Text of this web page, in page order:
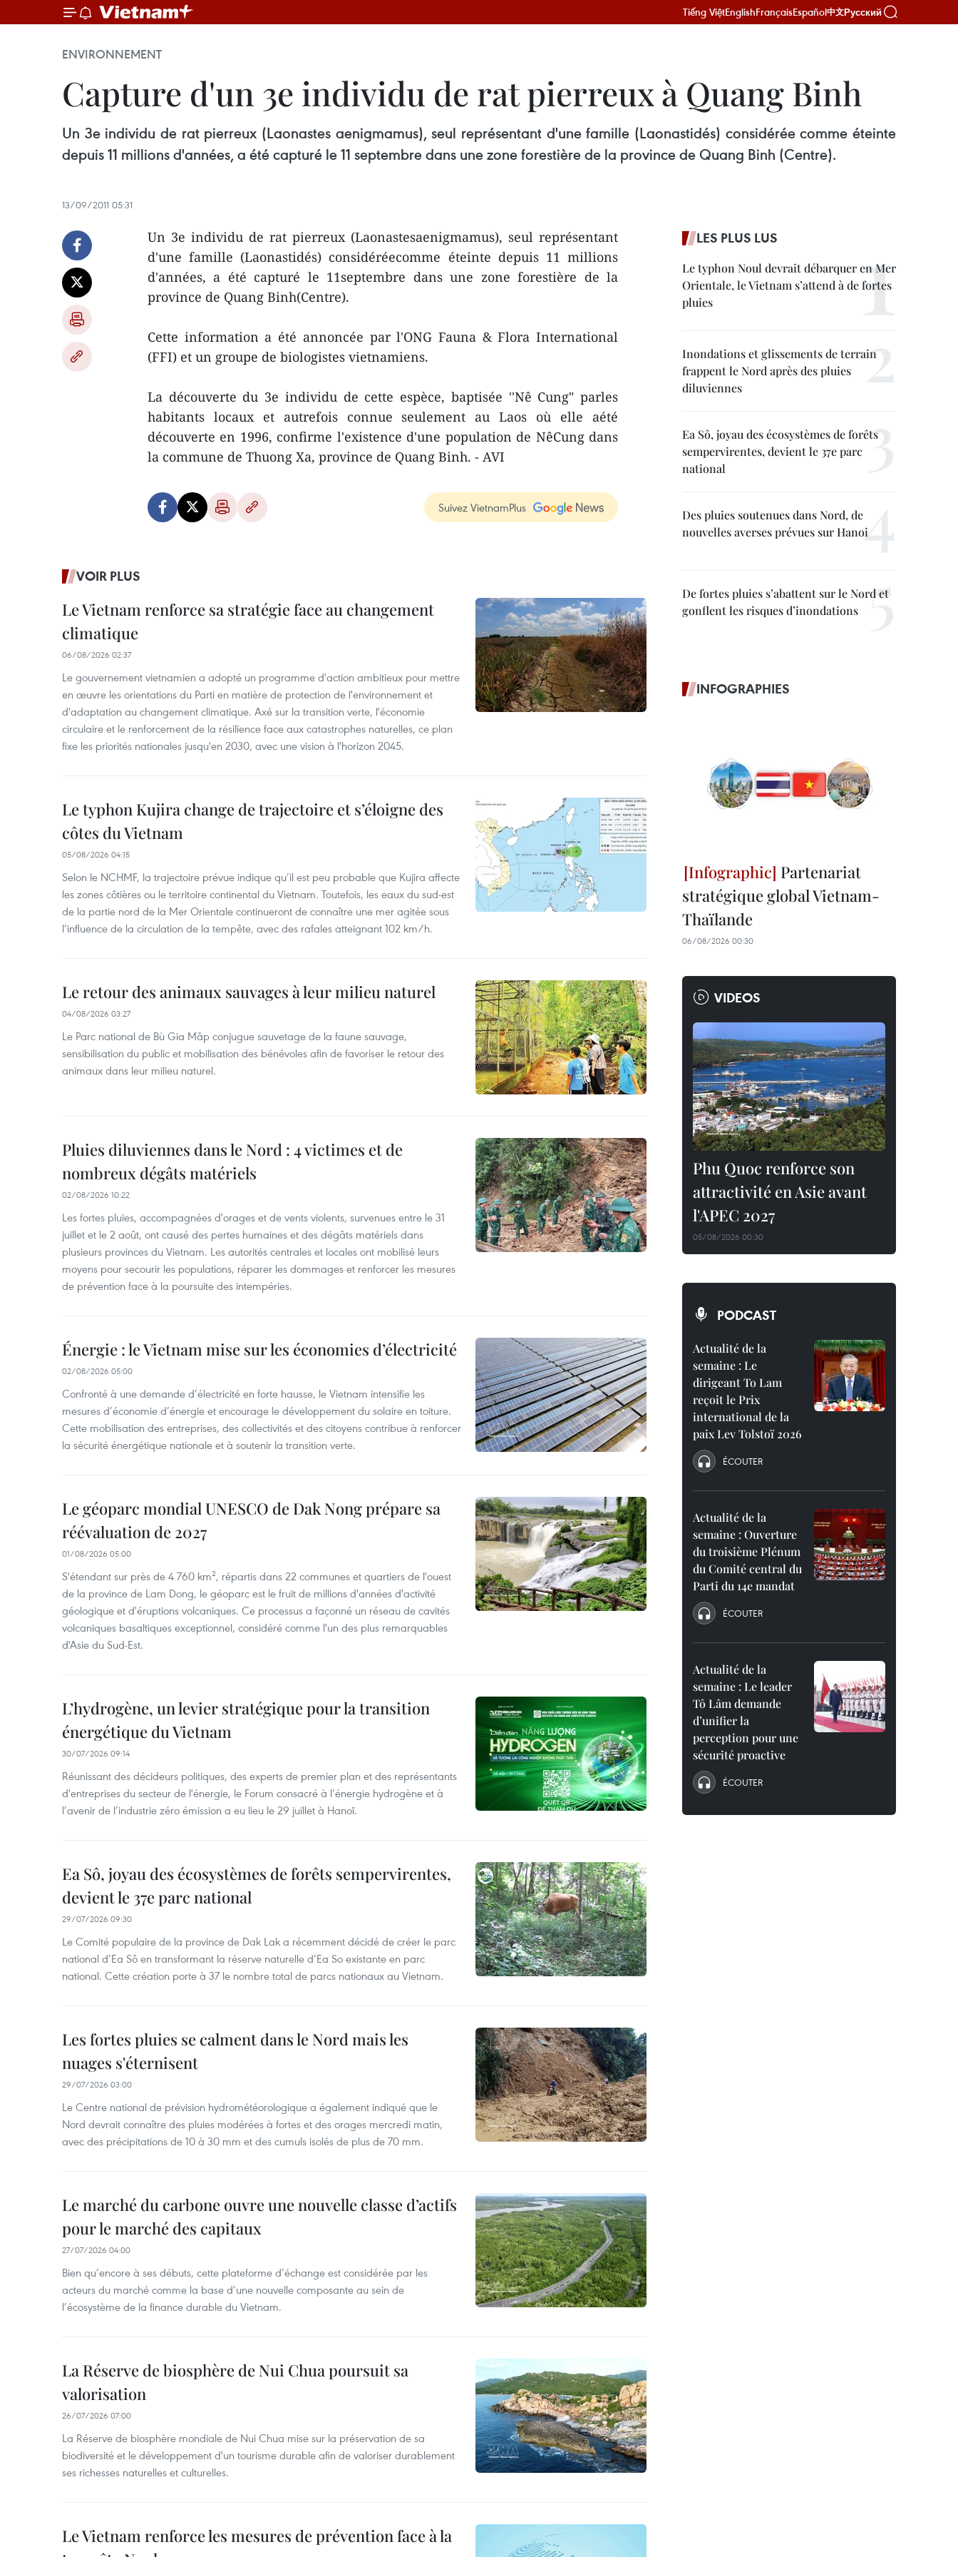
Tiếng ViệtEnglishFrançaisEspañol中文Русский
ENVIRONNEMENT
Capture d'un 3e individu de rat pierreux à Quang Binh
Un 3e individu de rat pierreux (Laonastes aenigmamus), seul représentant d'une famille (Laonastidés) considérée comme éteinte
depuis 11 millions d'années, a été capturé le 11 septembre dans une zone forestière de la province de Quang Binh (Centre).
13/09/2011 05:31
Un 3e individu de rat pierreux (Laonastesaenigmamus), seul représentant
d'une famille (Laonastidés) considéréecomme éteinte depuis 11 millions
d'années, a été capturé le 11septembre dans une zone forestière de la
province de Quang Binh(Centre).
Cette information a été annoncée par l'ONG Fauna & Flora International
(FFI) et un groupe de biologistes vietnamiens.
La découverte du 3e individu de cette espèce, baptisée ''Nê Cung" parles
habitants locaux et autrefois connue seulement au Laos où elle aété
découverte en 1996, confirme l'existence d'une population de NêCung dans
la commune de Thuong Xa, province de Quang Binh. - AVI
Suivez VietnamPlus
VOIR PLUS
Le Vietnam renforce sa stratégie face au changement
climatique
06/08/2026 02:37
Le gouvernement vietnamien a adopté un programme d'action ambitieux pour mettre
en œuvre les orientations du Parti en matière de protection de l'environnement et
d'adaptation au changement climatique. Axé sur la transition verte, l'économie
circulaire et le renforcement de la résilience face aux catastrophes naturelles, ce plan
fixe les priorités nationales jusqu'en 2030, avec une vision à l'horizon 2045.
Le typhon Kujira change de trajectoire et s’éloigne des
côtes du Vietnam
05/08/2026 04:15
Selon le NCHMF, la trajectoire prévue indique qu’il est peu probable que Kujira affecte
les zones côtières ou le territoire continental du Vietnam. Toutefois, les eaux du sud-est
de la partie nord de la Mer Orientale continueront de connaître une mer agitée sous
l’influence de la circulation de la tempête, avec des rafales atteignant 102 km/h.
Le retour des animaux sauvages à leur milieu naturel
04/08/2026 03:27
Le Parc national de Bù Gia Mâp conjugue sauvetage de la faune sauvage,
sensibilisation du public et mobilisation des bénévoles afin de favoriser le retour des
animaux dans leur milieu naturel.
Pluies diluviennes dans le Nord : 4 victimes et de
nombreux dégâts matériels
02/08/2026 10:22
Les fortes pluies, accompagnées d'orages et de vents violents, survenues entre le 31
juillet et le 2 août, ont causé des pertes humaines et des dégâts matériels dans
plusieurs provinces du Vietnam. Les autorités centrales et locales ont mobilisé leurs
moyens pour secourir les populations, réparer les dommages et renforcer les mesures
de prévention face à la poursuite des intempéries.
Énergie : le Vietnam mise sur les économies d’électricité
02/08/2026 05:00
Confronté à une demande d’électricité en forte hausse, le Vietnam intensifie les
mesures d’économie d’énergie et encourage le développement du solaire en toiture.
Cette mobilisation des entreprises, des collectivités et des citoyens contribue à renforcer
la sécurité énergétique nationale et à soutenir la transition verte.
Le géoparc mondial UNESCO de Dak Nong prépare sa
réévaluation de 2027
01/08/2026 05:00
S'étendant sur près de 4 760 km², répartis dans 22 communes et quartiers de l'ouest
de la province de Lam Dong, le géoparc est le fruit de millions d'années d'activité
géologique et d'éruptions volcaniques. Ce processus a façonné un réseau de cavités
volcaniques basaltiques exceptionnel, considéré comme l'un des plus remarquables
d'Asie du Sud-Est.
L’hydrogène, un levier stratégique pour la transition
énergétique du Vietnam
30/07/2026 09:14
Réunissant des décideurs politiques, des experts de premier plan et des représentants
d'entreprises du secteur de l'énergie, le Forum consacré à l’énergie hydrogène et à
l’avenir de l’industrie zéro émission a eu lieu le 29 juillet à Hanoï.
Ea Sô, joyau des écosystèmes de forêts sempervirentes,
devient le 37e parc national
29/07/2026 09:30
Le Comité populaire de la province de Dak Lak a récemment décidé de créer le parc
national d’Ea Sô en transformant la réserve naturelle d’Ea So existante en parc
national. Cette création porte à 37 le nombre total de parcs nationaux au Vietnam.
Les fortes pluies se calment dans le Nord mais les
nuages s'éternisent
29/07/2026 03:00
Le Centre national de prévision hydrométéorologique a également indiqué que le
Nord devrait connaître des pluies modérées à fortes et des orages mercredi matin,
avec des précipitations de 10 à 30 mm et des cumuls isolés de plus de 70 mm.
Le marché du carbone ouvre une nouvelle classe d’actifs
pour le marché des capitaux
27/07/2026 04:00
Bien qu’encore à ses débuts, cette plateforme d’échange est considérée par les
acteurs du marché comme la base d’une nouvelle composante au sein de
l’écosystème de la finance durable du Vietnam.
La Réserve de biosphère de Nui Chua poursuit sa
valorisation
26/07/2026 07:00
La Réserve de biosphère mondiale de Nui Chua mise sur la préservation de sa
biodiversité et le développement d'un tourisme durable afin de valoriser durablement
ses richesses naturelles et culturelles.
Le Vietnam renforce les mesures de prévention face à la
LES PLUS LUS
Le typhon Noul devrait débarquer en Mer
Orientale, le Vietnam s’attend à de fortes
pluies
Inondations et glissements de terrain
frappent le Nord après des pluies
diluviennes
Ea Sô, joyau des écosystèmes de forêts
sempervirentes, devient le 37e parc
national
Des pluies soutenues dans Nord, de
nouvelles averses prévues sur Hanoi
De fortes pluies s’abattent sur le Nord et
gonflent les risques d’inondations
INFOGRAPHIES
Partenariat
stratégique global Vietnam-
Thaïlande
06/08/2026 00:30
VIDEOS
Phu Quoc renforce son
attractivité en Asie avant
l'APEC 2027
05/08/2026 00:30
PODCAST
Actualité de la
semaine : Le
dirigeant To Lam
reçoit le Prix
international de la
paix Lev Tolstoï 2026
ÉCOUTER
Actualité de la
semaine : Ouverture
du troisième Plénum
du Comité central du
Parti du 14e mandat
ÉCOUTER
Actualité de la
semaine : Le leader
Tô Lâm demande
d’unifier la
perception pour une
sécurité proactive
ÉCOUTER